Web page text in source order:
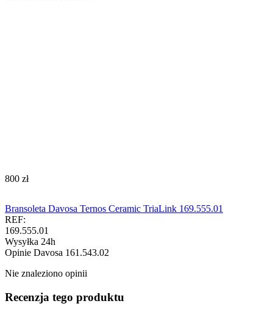
‍800‍ zł
Bransoleta Davosa Ternos Ceramic TriaLink 169.555.01
REF:
169.555.01
Wysyłka 24h
Opinie Davosa 161.543.02
Nie znaleziono opinii
Recenzja tego produktu